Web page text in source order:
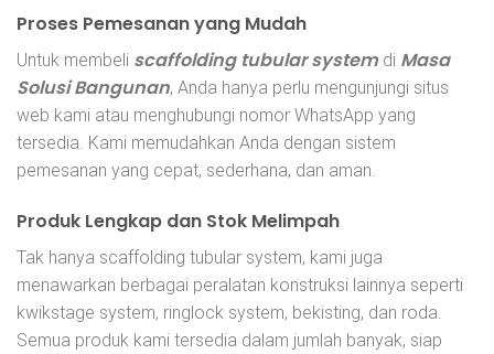
Proses Pemesanan yang Mudah
Untuk membeli scaffolding tubular systemdi Masa
Solusi Bangunan, Anda hanya perlu mengunjungi situs
web kami atau menghubungi nomor WhatsApp yang
tersedia. Kami memudahkan Anda dengan sistem
pemesanan yang cepat, sederhana, dan aman.
Produk Lengkap dan Stok Melimpah
Tak hanya scaffolding tubular system, kami juga
menawarkan berbagai peralatan konstruksi lainnya seperti
kwikstage system, ringlock system, bekisting, dan roda.
Semua produk kami tersedia dalam jumlah banyak, siap